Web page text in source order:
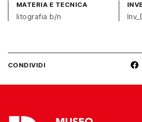
MATERIA E TECNICA
litografia b/n
CONDIVIDI